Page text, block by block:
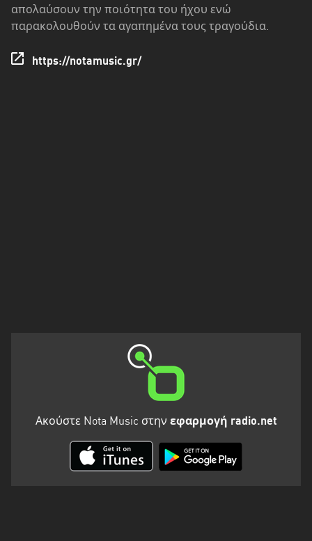
Κρήτη
Αιγαίο
απολαύσουν την ποιότητα του ήχου ενώ
παρακολουθούν τα αγαπημένα τους τραγούδια.
https://notamusic.gr/
Ακούστε Nota Music στην εφαρμογή radio.net